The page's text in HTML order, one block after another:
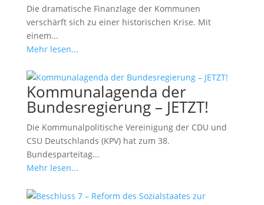
Die dramatische Finanzlage der Kommunen
verschärft sich zu einer historischen Krise. Mit
einem...
Mehr lesen...
Kommunalagenda der
Bundesregierung – JETZT!
Die Kommunalpolitische Vereinigung der CDU und
CSU Deutschlands (KPV) hat zum 38.
Bundesparteitag...
Mehr lesen...